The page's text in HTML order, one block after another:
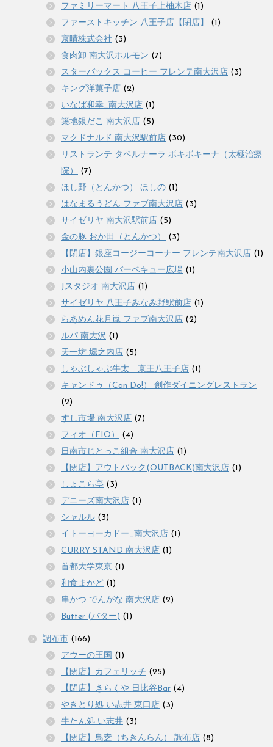
ファミリーマート 八王子上柚木店 (1)
ファーストキッチン 八王子店【閉店】
(1)
京晴株式会社 (3)
食肉卸 南大沢ホルモン (7)
スターバックス コーヒー フレンテ南大沢店 (3)
キング洋菓子店 (2)
いなば和幸_南大沢店 (1)
築地銀だこ 南大沢店 (5)
マクドナルド 南大沢駅前店 (30)
リストランテ タベルナーラ ボキボキーナ（太極治療
院）
(7)
ほし野（とんかつ） ほしの (1)
はなまるうどん ファブ南大沢店 (3)
サイゼリヤ 南大沢駅前店 (5)
金の豚 おか田（とんかつ）
(3)
【閉店】銀座コージーコーナー フレンテ南大沢店 (1)
小山内裏公園 バーベキュー広場 (1)
Jスタジオ 南大沢店 (1)
サイゼリヤ 八王子みなみ野駅前店 (1)
らあめん花月嵐 ファブ南大沢店 (2)
ルパ 南大沢 (1)
天一坊 堀之内店 (5)
しゃぶしゃぶ牛太 京王八王子店 (1)
キャンドゥ（Can Do!） 創作ダイニングレストラン
(2)
すし市場 南大沢店 (7)
フィオ（FIO）
(4)
日南市じとっこ組合 南大沢店 (1)
【閉店】アウトバック(OUTBACK)南大沢店 (1)
しょこら亭 (3)
デニーズ南大沢店 (1)
シャルル (3)
イトーヨーカドー_南大沢店 (1)
CURRY STAND 南大沢店 (1)
首都大学東京 (1)
和食まかど (1)
串かつ でんがな 南大沢店 (2)
Butter (バター) (1)
調布市 (166)
アウーの王国 (1)
【閉店】カフェリッチ (25)
【閉店】きらくや 日比谷Bar (4)
やきとり処 い志井 東口店 (3)
牛たん処 い志井 (3)
【閉店】鳥赱（ちきんらん） 調布店 (8)